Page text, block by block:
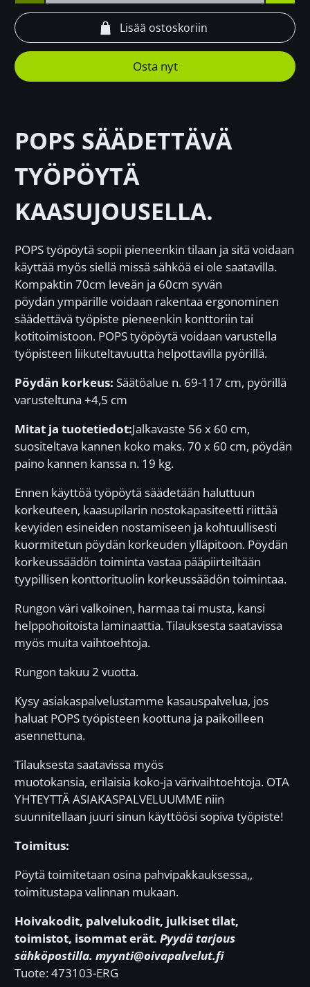
Lisää ostoskoriin
Osta nyt
POPS SÄÄDETTÄVÄ
TYÖPÖYTÄ
KAASUJOUSELLA.
POPS työpöytä sopii pieneenkin tilaan ja sitä voidaan
käyttää myös siellä missä sähköä ei ole saatavilla.
Kompaktin 70cm leveän ja 60cm syvän
pöydän ympärille voidaan rakentaa ergonominen
säädettävä työpiste pieneenkin konttoriin tai
kotitoimistoon. POPS työpöytä voidaan varustella
työpisteen liikuteltavuutta helpottavilla pyörillä.
Pöydän korkeus: Säätöalue n. 69-117 cm, pyörillä
varusteltuna +4,5 cm
Mitat ja tuotetiedot:Jalkavaste 56 x 60 cm,
suositeltava kannen koko maks. 70 x 60 cm, pöydän
paino kannen kanssa n. 19 kg.
Ennen käyttöä työpöytä säädetään haluttuun
korkeuteen, kaasupilarin nostokapasiteetti riittää
kevyiden esineiden nostamiseen ja kohtuullisesti
kuormitetun pöydän korkeuden ylläpitoon. Pöydän
korkeussäädön toiminta vastaa pääpiirteiltään
tyypillisen konttorituolin korkeussäädön toimintaa.
Rungon väri valkoinen, harmaa tai musta, kansi
helppohoitoista laminaattia. Tilauksesta saatavissa
myös muita vaihtoehtoja.
Rungon takuu 2 vuotta.
Kysy asiakaspalvelustamme kasauspalvelua, jos
haluat POPS työpisteen koottuna ja paikoilleen
asennettuna.
Tilauksesta saatavissa myös
muotokansia, erilaisia koko-ja värivaihtoehtoja. OTA
YHTEYTTÄ ASIAKASPALVELUUMME niin
suunnitellaan juuri sinun käyttöösi sopiva työpiste!
Toimitus:
Pöytä toimitetaan osina pahvipakkauksessa,,
toimitustapa valinnan mukaan.
Hoivakodit, palvelukodit, julkiset tilat,
toimistot, isommat erät.Pyydä tarjous
sähköpostilla. myynti@oivapalvelut.fi
Tuote:473103-ERG